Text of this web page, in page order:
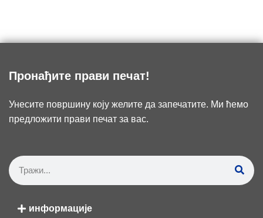
Пронађите прави печат!
Унесите површину коју желите да запечатите. Ми ћемо
предложити прави печат за вас.
информације